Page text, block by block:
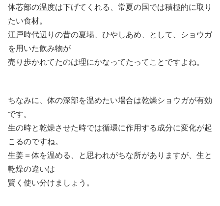
体芯部の温度は下げてくれる、常夏の国では積極的に取り
たい食材。
江戸時代辺りの昔の夏場、ひやしあめ、として、ショウガ
を用いた飲み物が
売り歩かれてたのは理にかなってたってことですよね。
ちなみに、体の深部を温めたい場合は乾燥ショウガが有効
です。
生の時と乾燥させた時では循環に作用する成分に変化が起
こるのですね。
生姜＝体を温める、と思われがちな所がありますが、生と
乾燥の違いは
賢く使い分けましょう。